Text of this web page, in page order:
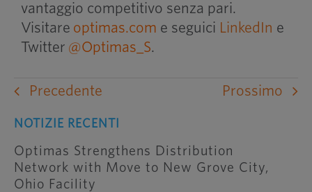
vantaggio competitivo senza pari.
Visitare optimas.com e seguici LinkedIn e
Twitter @Optimas_S.
Precedente Prossimo
NOTIZIE RECENTI
Optimas Strengthens Distribution
Network with Move to New Grove City,
Ohio Facility